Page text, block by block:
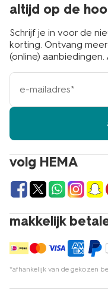
volg HEMA
makkelijk
*afhankelijk van de gekozen
altijd op de
Schrijf je in voor de
korting. Ontvang
(online) aanbiedingen.
e-
mailadres